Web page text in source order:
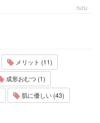
ruru
メリット (11)
成形おむつ (1)
肌に優しい (43)